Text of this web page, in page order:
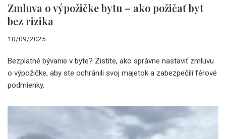
Zmluva o výpožičke bytu – ako požičať byt
bez rizika
10/09/2025
Bezplatné bývanie v byte? Zistite, ako správne nastaviť zmluvu
o výpožičke, aby ste ochránili svoj majetok a zabezpečili férové
podmienky.